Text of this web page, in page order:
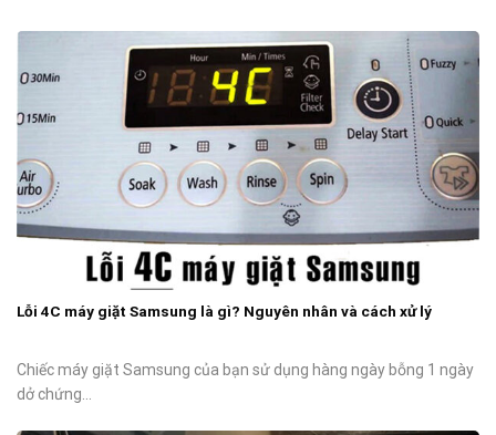
Lỗi 4C máy giặt Samsung là gì? Nguyên nhân và cách xử lý
Chiếc máy giặt Samsung của bạn sử dụng hàng ngày bỗng 1 ngày
dở chứng...